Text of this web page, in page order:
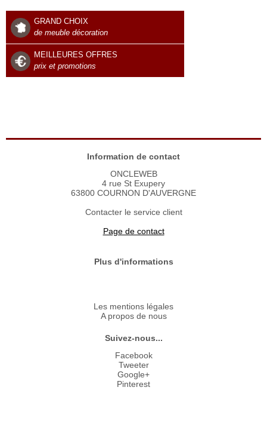
GRAND CHOIX
de meuble décoration
MEILLEURES OFFRES
prix et promotions
Information de contact
ONCLEWEB
4 rue St Exupery
63800 COURNON D'AUVERGNE
Contacter le service client
Page de contact
Plus d'informations
Les mentions légales
A propos de nous
Suivez-nous...
Facebook
Tweeter
Google+
Pinterest